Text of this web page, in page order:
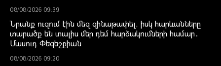
08/08/2026 09:39
Նրանք ուզում էին մեզ զինաթափել, իսկ հարևանները
տարածք են տալիս մեր դեմ հարձակումների համար․
Մասուդ Փեզեշքիան
08/08/2026 09:20